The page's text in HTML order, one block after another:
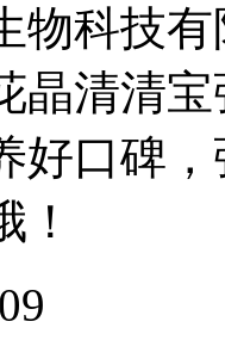
物科技
晶清清
好口碑